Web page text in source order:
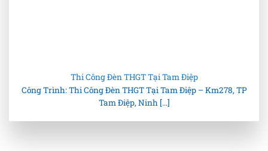
Thi Công Đèn THGT Tại Tam Điệp
Công Trình: Thi Công Đèn THGT Tại Tam Điệp – Km278, TP
Tam Điệp, Ninh [...]